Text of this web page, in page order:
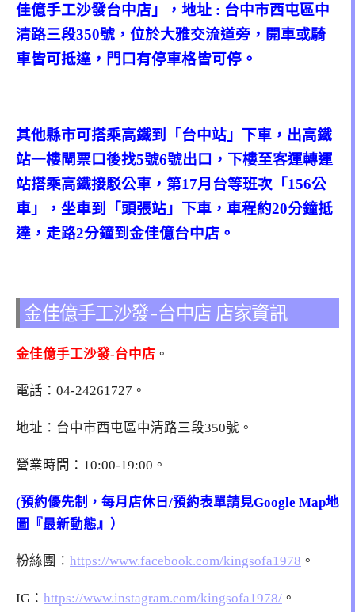
佳億手工沙發台中店」，地址 : 台中市西屯區中
清路三段350號，位於大雅交流道旁，開車或騎
車皆可抵達，門口有停車格皆可停。
其他縣市可搭乘高鐵到「台中站」下車，出高鐵
站一樓閘票口後找5號6號出口，下樓至客運轉運
站搭乘高鐵接駁公車，第17月台等班次「156公
車」，坐車到「頭張站」下車，車程約20分鐘抵
達，走路2分鐘到金佳億台中店。
金佳億手工沙發-台中店 店家資訊
金佳億手工沙發-台中店 。
電話： 04-24261727 。
地址：台中市西屯區中清路三段350號。
營業時間：10:00-19:00。
(預約優先制，每月店休日/預約表單請見Google Map地
圖『最新動態』）
粉絲團： https://www.facebook.com/kingsofa1978 。
IG： https://www.instagram.com/kingsofa1978/ 。